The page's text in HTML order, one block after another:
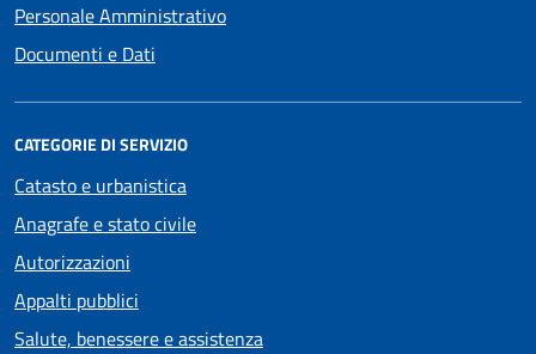
Personale Amministrativo
Documenti e Dati
CATEGORIE DI SERVIZIO
Catasto e urbanistica
Anagrafe e stato civile
Autorizzazioni
Appalti pubblici
Salute, benessere e assistenza